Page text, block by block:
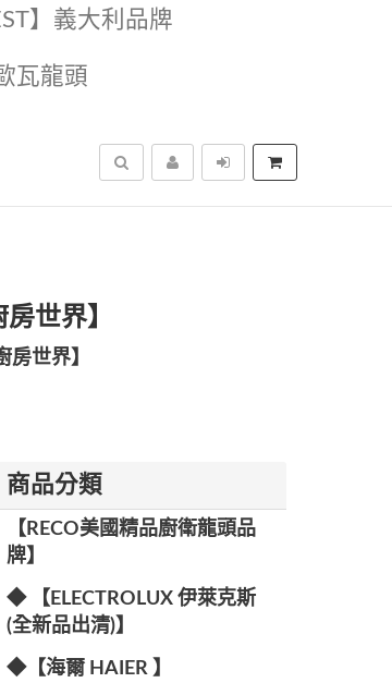
】️義大利品牌
瓦龍頭
搜尋
世界】
房世界】
商品分類
【RECO美國精品廚衛龍頭品
牌】
◆ 【ELECTROLUX 伊萊克斯
(全新品出清)】
◆【海爾 HAIER 】